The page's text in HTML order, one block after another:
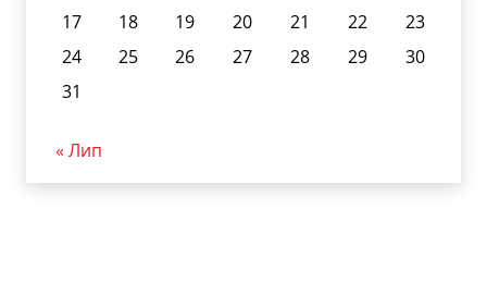
17
18 19 20 21 22
23
24
25 26 27 28 29
30
31
« Лип